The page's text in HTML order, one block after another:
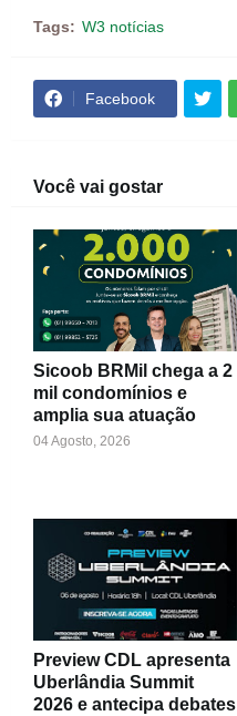
Tags: W3 notícias
Facebook
Você vai gostar
Sicoob BRMil chega a 2
mil condomínios e
amplia sua atuação
04 Agosto, 2026
Preview CDL apresenta
Uberlândia Summit
2026 e antecipa debates